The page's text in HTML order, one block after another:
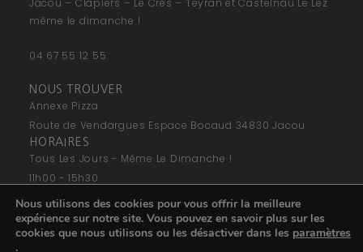
même le dimanche !
04 67 55 12 55
NOUS TROUVER
Annexe Pizza
Route de Vendargues Espace Bocaud 34830 Jacou
HORAIRES
Tous Les Jours - Même Le Dimanche !
11h00 - 15h30
17H30 - 22H30
NOUS SUIVRE
F I
Nous utilisons des cookies pour vous offrir la meilleure
expérience sur notre site. Vous pouvez en savoir plus sur les
cookies que nous utilisons ou les désactiver dans les paramètres
.